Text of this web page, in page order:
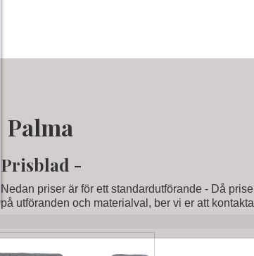
Palma
Prisblad -
Nedan priser är för ett standardutförande - Då
på utföranden och materialval, ber vi er att